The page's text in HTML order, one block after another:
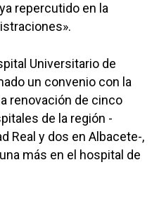
repercutido en la
Universitario de
un convenio con la
la renovación de cinco
de la región -
Real y dos en Albacete-,
más en el hospital de